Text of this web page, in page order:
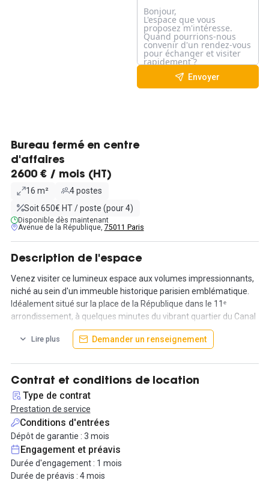
Envoyer
Bureau fermé en centre
d'affaires
2600 € / mois (HT)
16 m²
4 postes
Soit 650€ HT / poste (pour 4)
Disponible dès maintenant
Avenue de la République, 75011 Paris
Description de l'espace
Venez visiter ce lumineux espace aux volumes impressionnants,
niché au sein d'un immeuble historique parisien emblématique.
Idéalement situé sur la place de la République dans le 11ᵉ
arrondissement, à quelques minutes du vibrant quartier du Canal
votre équipe de 4 personnes, avec un mobilier de qualité et de
nombreux services qualitatifs.
Les 6 salles de réunion, spacieuses et décorées avec élégance,
sont dotées de mobilier haut de gamme.
Optez pour la formule qui vous convient le mieux et bénéficiez
d'un tarif préférentiel, sans engagement ni caution.
Personnalisez votre expérience avec des services à la carte, tels
que la domiciliation, la location de salles de réunion, la gestion du
courrier, et bien plus encore.
Lire plus Demander un renseignement
Contrat et conditions de location
Type de contrat
Prestation de service
Conditions d'entrées
Dépôt de garantie : 3 mois
Engagement et préavis
Durée d'engagement : 1 mois
Durée de préavis : 4 mois